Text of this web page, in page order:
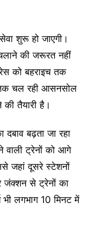
शुरू हो जाएगी।
की जरूरत नहीं
को बहराइच तक
चल रही आसनसोल
तैयारी है।
बढ़ता जा रहा
वाली ट्रेनों को आगे
जहां दूसरे स्टेशनों
जंक्शन से ट्रेनों का
भी लगभाग 10 मिनट में